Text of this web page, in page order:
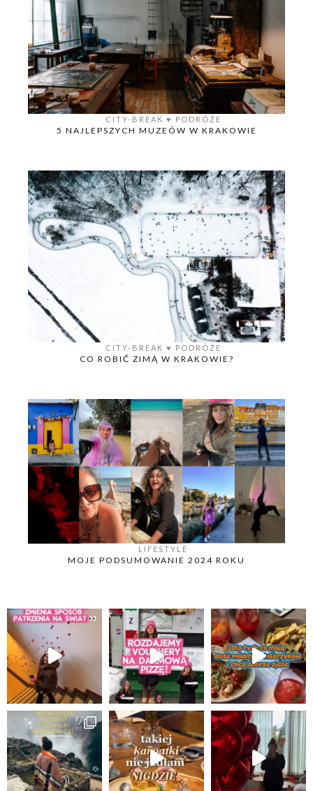
CITY-BREAK ♥️ PODRÓŻE
5 NAJLEPSZYCH MUZEÓW W KRAKOWIE
CITY-BREAK ♥️ PODRÓŻE
CO ROBIĆ ZIMĄ W KRAKOWIE?
LIFESTYLE
MOJE PODSUMOWANIE 2024 ROKU